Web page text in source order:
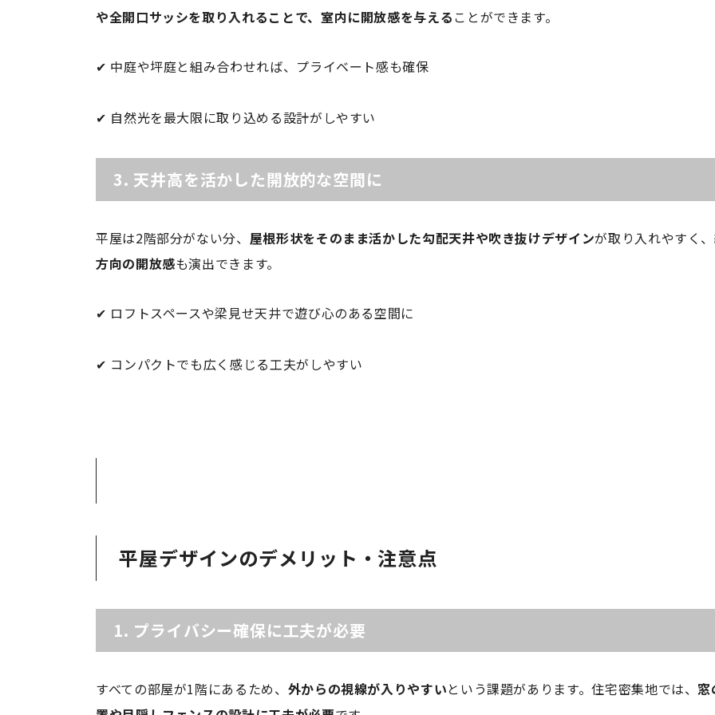
や全開口サッシを取り入れることで、室内に開放感を与える ことができます。
✔ 中庭や坪庭と組み合わせれば、プライベート感も確保
✔ 自然光を最大限に取り込める設計がしやすい
3. 天井高を活かした開放的な空間に
平屋は2階部分がない分、 屋根形状をそのまま活かした勾配天井や吹き抜けデザインが取り入れやすく、
方向の開放感も演出できます。
✔ ロフトスペースや梁見せ天井で遊び心のある空間に
✔ コンパクトでも広く感じる工夫がしやすい
平屋デザインのデメリット・注意点
1. プライバシー確保に工夫が必要
すべての部屋が1階にあるため、 外からの視線が入りやすいという課題があります。住宅密集地では、窓